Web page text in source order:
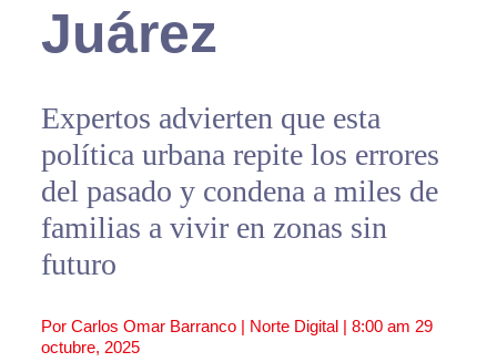
Juárez
Expertos advierten que esta
política urbana repite los errores
del pasado y condena a miles de
familias a vivir en zonas sin
futuro
Por Carlos Omar Barranco | Norte Digital | 8:00 am 29
octubre, 2025